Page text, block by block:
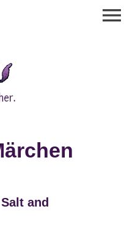
menu
and